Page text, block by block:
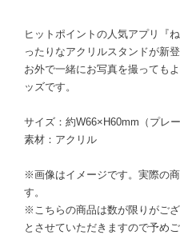
ヒットポイントの人気アプリ『
ったりなアクリルスタンドが新
お外で一緒にお写真を撮っても
ッズです。
サイズ：約W66×H60mm（プレー
素材：アクリル
※画像はイメージです。実際の
す。
※こちらの商品は数が限りがご
とさせていただきますので予めご